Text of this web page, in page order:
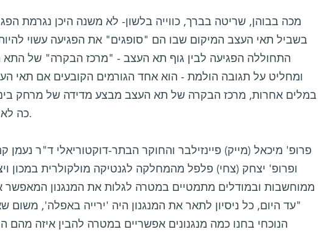
מכה בבוהן, שריטה בברך, כווייה בלשון- לא משנה היכן נגרמת
בשביל תאי העצב המיקום שבו הם "סופגים" את הפגיעה עשוי
התחוללה הפגיעה לבין גוף תא העצב - "מרכז הבקרה" של
ומחליט על תגובה הולמת - הוא אחד הגורמים הקובעים אם תאי
במלים אחרות, מרכז הבקרה של תא העצב מבצע מדידה של מרחק
כה לא היה ברור כיצד הוא עושה זאת.
פרופ' מיכאל (מייק) פיינזילבר והחוקר הבתר-דוקטוריאלי ד"ר נעמן
ופרופ' יצחק (צחי) פלפל מהמחלקה לגנטיקה מולקולרית במכון
ממוחשבות ובמודלים מתמטיים במטרה לגלות את המנגנון
"עד היום, כל ניסיון לתאר את המנגנון היה 'ירייה באפלה', משום
הנוכחי בחנו כמה מנגנונים אפשריים במטרה להבין איזה מהם